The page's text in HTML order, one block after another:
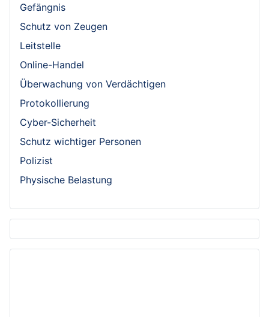
Gefängnis
Schutz von Zeugen
Leitstelle
Online-Handel
Überwachung von Verdächtigen
Protokollierung
Cyber-Sicherheit
Schutz wichtiger Personen
Polizist
Physische Belastung